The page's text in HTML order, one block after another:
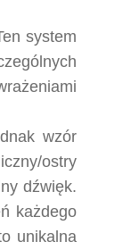
system
wzór
ostry
dźwięk.
każdego
unikalna